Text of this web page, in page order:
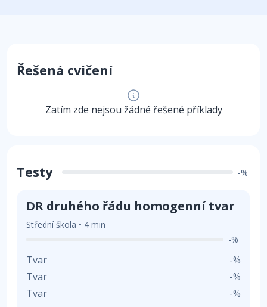
Řešená cvičení
Zatím zde nejsou žádné řešené příklady
Testy -%
DR druhého řádu homogenní tvar
Střední škola • 4 min
-%
Tvar
-%
Tvar
-%
Tvar
-%